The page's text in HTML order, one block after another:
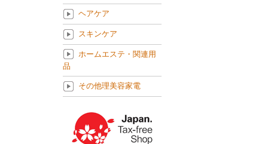
ヘアケア
スキンケア
ホームエステ・関連用
品
その他理美容家電